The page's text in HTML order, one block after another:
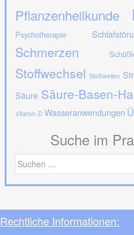
Pflanzenheilkunde
Psychotherapie
Schmerzen
Stoffwechsel Stoßwellen
Säure Säure-Basen-
Vitamin-D Wasseranwendungen
Suche im
Suche
nach:
Rechtliche Informationen: